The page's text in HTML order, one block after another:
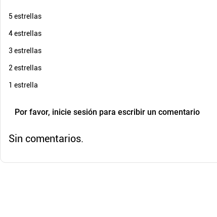
5 estrellas
4 estrellas
3 estrellas
2 estrellas
1 estrella
Por favor, inicie sesión para escribir un comentario
Sin comentarios.